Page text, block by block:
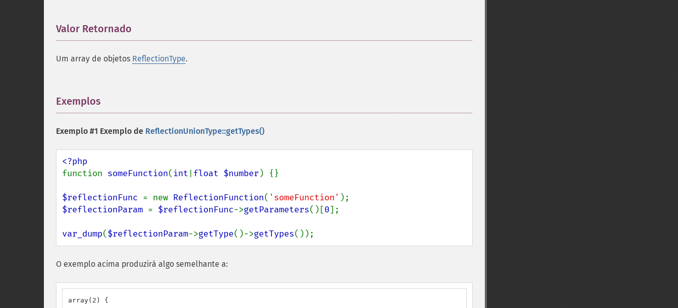
Valor Retornado
Um array de objetos ReflectionType.
Exemplos
Exemplo #1 Exemplo de ReflectionUnionType::getTypes()
function someFunction( int float $number ) {}
$reflectionFunc = new ReflectionFunction( 'someFunction'
$reflectionParam = $reflectionFunc->getParameters()[0];
var_dump($reflectionParam->getType()->getTypes());
O exemplo acima produzirá algo semelhante a:
array(2) {